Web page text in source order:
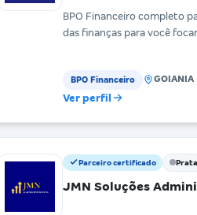
BPO Financeiro completo
das finanças para você
BPO Financeiro GOIANIA
Ver perfil
Parceiro certificado Prata
JMN Soluções